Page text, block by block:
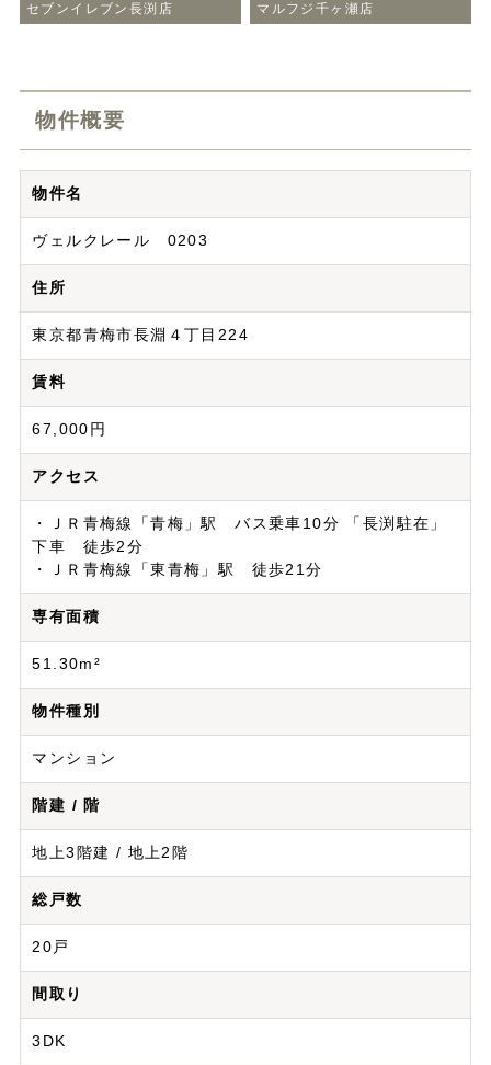
セブンイレブン長渕店 マルフジ千ヶ瀬店
物件概要
物件名
ヴェルクレール 0203
住所
東京都青梅市長淵４丁目224
賃料
67,000円
アクセス
・ＪＲ青梅線「青梅」駅 バス乗車10分 「長渕駐在」
下車 徒歩2分
・ＪＲ青梅線「東青梅」駅 徒歩21分
専有面積
51.30m²
物件種別
マンション
階建 / 階
地上3階建 / 地上2階
総戸数
20戸
間取り
3DK